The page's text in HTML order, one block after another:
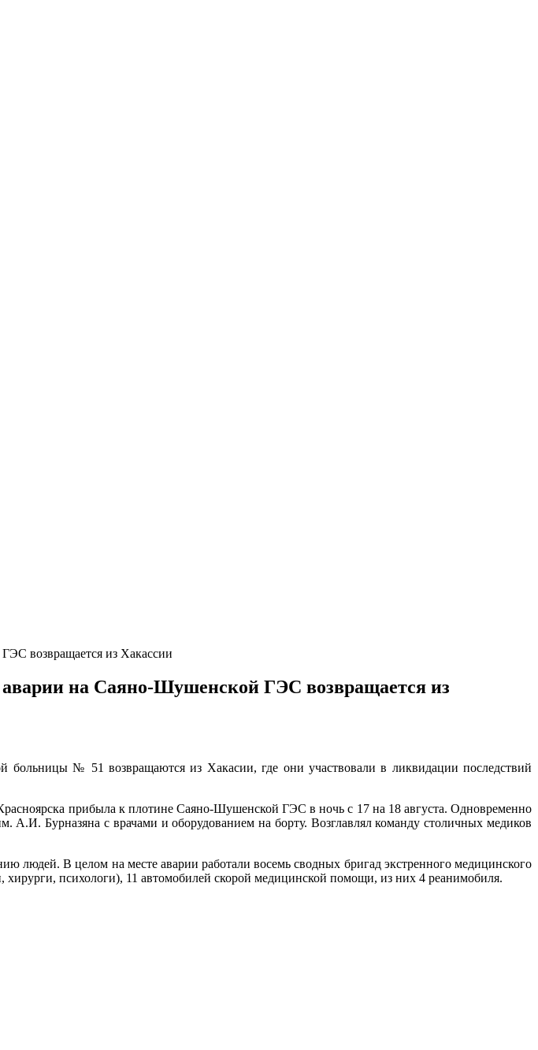
возвращается из Хакассии
на Саяно-Шушенской ГЭС возвращается из
№ 51 возвращаются из Хакасии, где они участвовали в ликвидации последствий
прибыла к плотине Саяно-Шушенской ГЭС в ночь с 17 на 18 августа. Одновременно
Бурназяна с врачами и оборудованием на борту. Возглавлял команду столичных медиков
людей. В целом на месте аварии работали восемь сводных бригад экстренного медицинского
психологи), 11 автомобилей скорой медицинской помощи, из них 4 реанимобиля.